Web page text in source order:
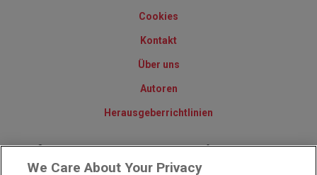
Cookies
Kontakt
Über uns
Autoren
Herausgeberrichtlinien
© 2010-2025 - Sportwettentest.net - Der große Sportwettentest
We Care About Your Privacy